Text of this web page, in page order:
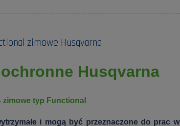
zimowe Husqvarna
Husqvarna
zimowe typ Functional
i mogą być przeznaczone do prac w